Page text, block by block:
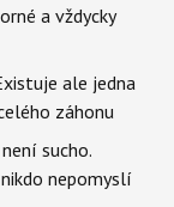
a vždycky
ale jedna
záhonu
sucho.
nepomyslí